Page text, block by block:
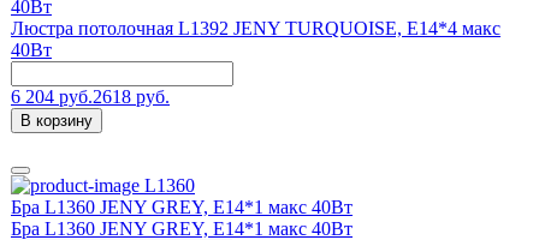
40Вт
Люстра потолочная L1392 JENY TURQUOISE, E14*4 макс
40Вт
6 204 руб.2618 руб.
В корзину
L1360
Бра L1360 JENY GREY, Е14*1 макс 40Вт
Бра L1360 JENY GREY, Е14*1 макс 40Вт